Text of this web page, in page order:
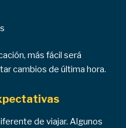
más fácil será
cambios de última hora.
de viajar. Algunos